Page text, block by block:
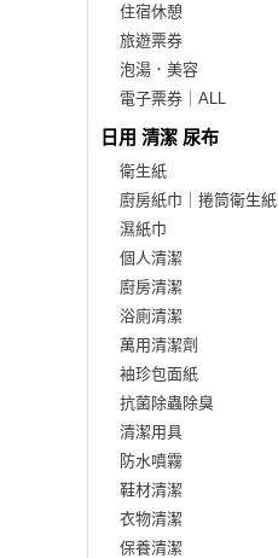
住宿休憩
旅遊票券
泡湯．美容
電子票券｜ALL
日用 清潔 尿布
衛生紙
廚房紙巾｜捲筒衛生紙
濕紙巾
個人清潔
廚房清潔
浴廁清潔
萬用清潔劑
袖珍包面紙
抗菌除蟲除臭
清潔用具
防水噴霧
鞋材清潔
衣物清潔
保養清潔